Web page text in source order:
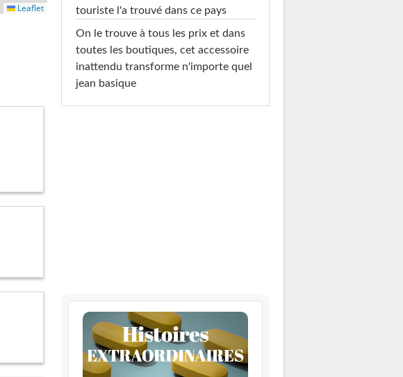
Leaflet
touriste l'a trouvé dans ce pays
On le trouve à tous les prix et dans
toutes les boutiques, cet accessoire
inattendu transforme n'importe quel
jean basique